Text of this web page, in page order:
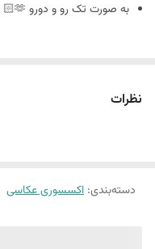
به صورت تک رو و دورو 🫶🏻
نظرات
دسته‌بندی: اکسسوری عکاسی